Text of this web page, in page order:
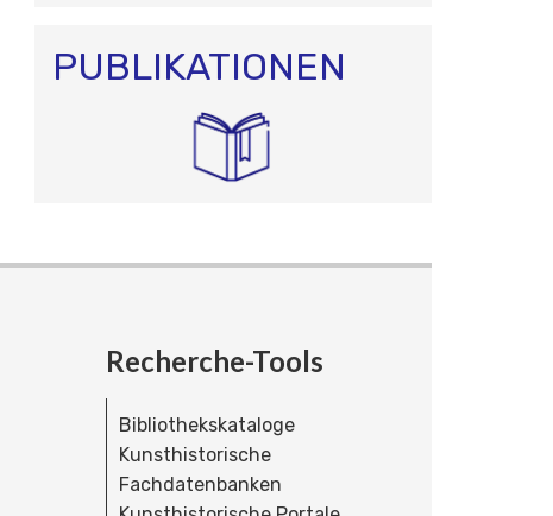
PUBLIKATIONEN
Recherche-Tools
Bibliothekskataloge
Kunsthistorische
Fachdatenbanken